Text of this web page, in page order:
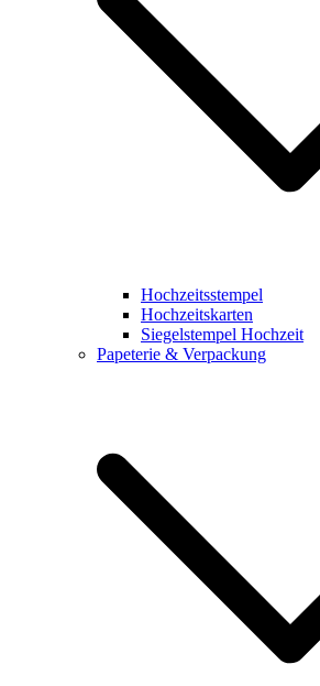
Hochzeitsstempel
Hochzeitskarten
Siegelstempel Hochzeit
Papeterie & Verpackung